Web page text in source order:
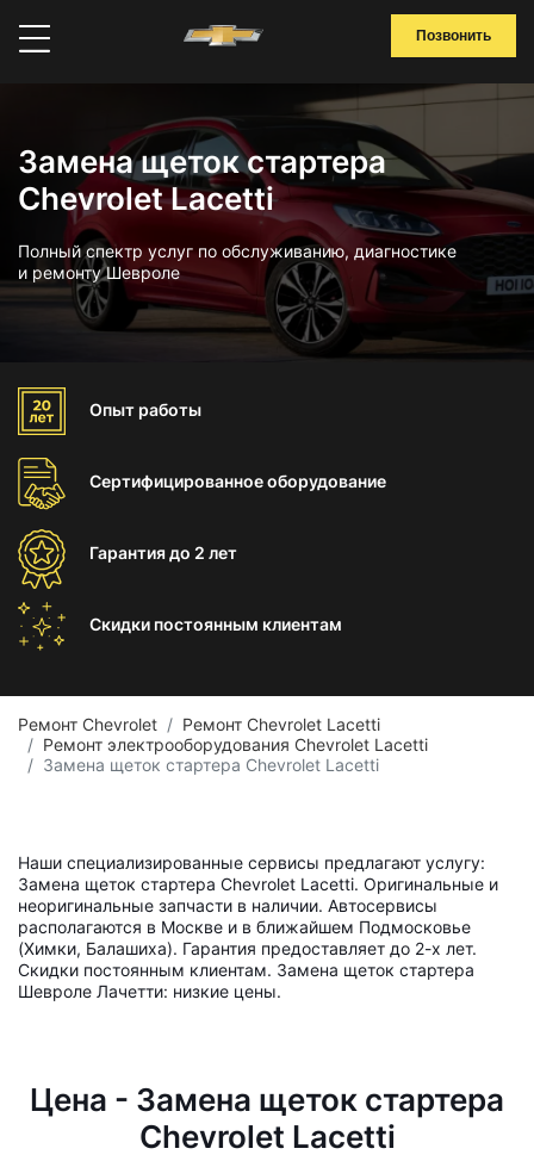
Позвонить
Замена щеток стартера
Chevrolet Lacetti
Полный спектр услуг по обслуживанию, диагностике
и ремонту Шевроле
Опыт работы
Сертифицированноеоборудование
Гарантиядо 2 лет
Скидки постоянным клиентам
Ремонт Chevrolet
Ремонт Chevrolet Lacetti
Ремонт электрооборудования Chevrolet Lacetti
Замена щеток стартера Chevrolet Lacetti
Наши специализированные сервисы предлагают услугу:
Замена щеток стартера Chevrolet Lacetti. Оригинальные и
неоригинальные запчасти в наличии. Автосервисы
располагаются в Москве и в ближайшем Подмосковье
(Химки, Балашиха). Гарантия предоставляет до 2-х лет.
Скидки постоянным клиентам. Замена щеток стартера
Шевроле Лачетти: низкие цены.
Цена - Замена щеток стартера
Chevrolet Lacetti